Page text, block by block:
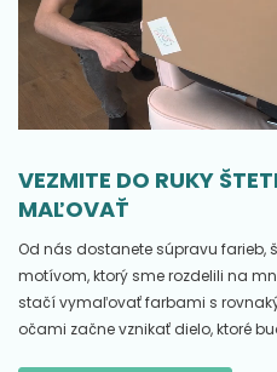
VEZMITE DO RUKY
MAĽOVAŤ
Od nás dostanete súpravu farieb,
motívom, ktorý sme rozdelili na
stačí vymaľovať farbami s
očami začne vznikať dielo, ktoré